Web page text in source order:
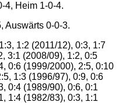
4, Heim 1-0-4.
Auswärts 0-0-3.
1:2 (2011/12), 0:3, 1:7
3:1 (2008/09), 1:2, 0:5
0:6 (1999/2000), 2:5, 0:10
1:3 (1996/97), 0:9, 0:6
0:4 (1989/90), 0:6, 0:1
1:4 (1982/83), 0:3, 1:1